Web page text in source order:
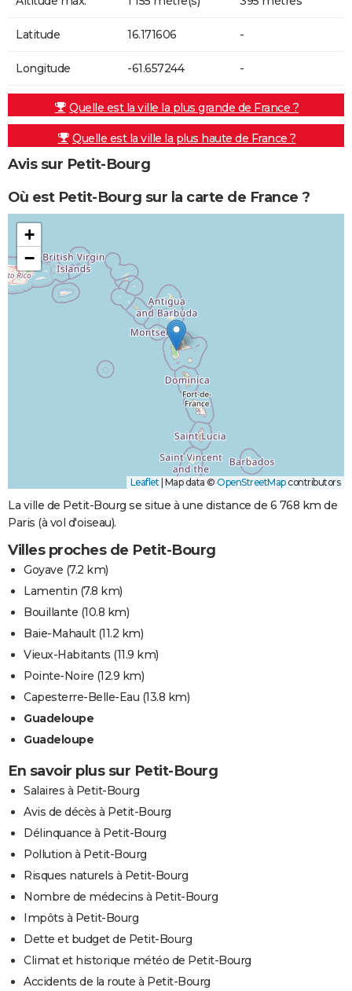
Latitude 16.171606 -
Longitude -61.657244 -
Quelle est la ville la plus grande de France ?
Quelle est la ville la plus haute de France ?
Avis sur Petit-Bourg
Où est Petit-Bourg sur la carte de France ?
+
−
Leaflet Map data ©OpenStreetMapcontributors
La ville de Petit-Bourg se situe à une distance de 6 768 km de
Paris (à vol d'oiseau).
Villes proches de Petit-Bourg
Goyave (7.2 km)
Lamentin (7.8 km)
Bouillante (10.8 km)
Baie-Mahault(11.2 km)
Vieux-Habitants (11.9 km)
Pointe-Noire (12.9 km)
Capesterre-Belle-Eau (13.8 km)
Guadeloupe
Guadeloupe
En savoir plus sur Petit-Bourg
Salaires à Petit-Bourg
Avis de décès à Petit-Bourg
Délinquance à Petit-Bourg
Pollution à Petit-Bourg
Risques naturels à Petit-Bourg
Nombre de médecins à Petit-Bourg
Impôts à Petit-Bourg
Dette et budget de Petit-Bourg
Climat et historique météo de Petit-Bourg
Accidents de la route à Petit-Bourg